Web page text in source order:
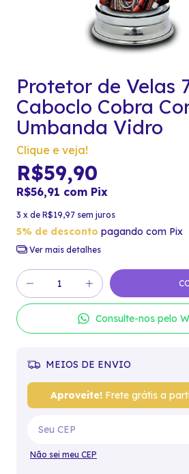
Protetor de Velas
Caboclo Cobra
Umbanda Vidro
Clique e veja!
R$59,90
R$56,91 com Pix
3 x de R$19,97 sem juros
5% de desconto pagando com Pix
Ver mais detalhes
Consulte-nos pelo
MEIOS DE ENVIO
Aproveite!Frete grátis a
Não sei meu CEP